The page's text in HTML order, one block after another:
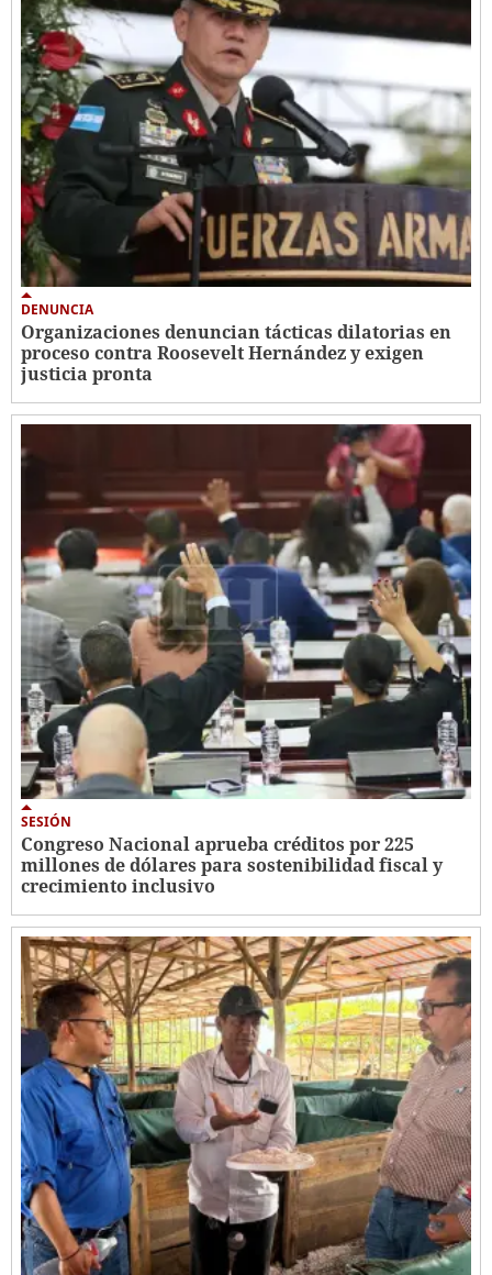
DENUNCIA
Organizaciones denuncian tácticas dilatorias en
proceso contra Roosevelt Hernández y exigen
justicia pronta
SESIÓN
Congreso Nacional aprueba créditos por 225
millones de dólares para sostenibilidad fiscal y
crecimiento inclusivo